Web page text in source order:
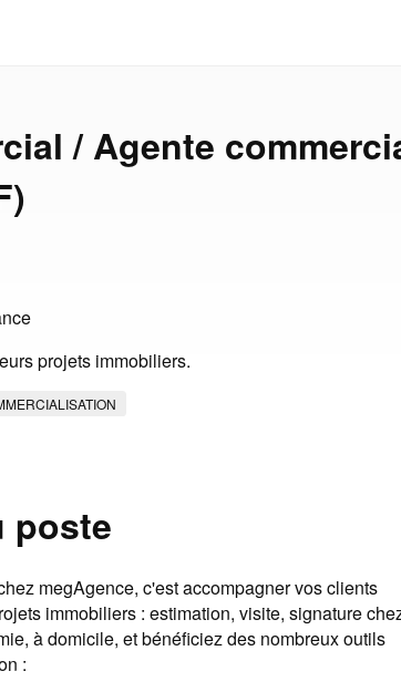
/ Agente
projets immobiliers.
poste
megAgence, c'est accompagner vos clients
immobiliers : estimation, visite, signature
à domicile, et bénéficiez des nombreux outils
: